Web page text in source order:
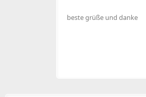
beste grüße und danke